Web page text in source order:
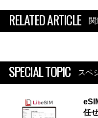
RELATED ARTICLE 関
SPECIAL TOPIC スペ
任